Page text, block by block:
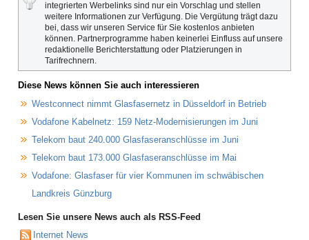
integrierten Werbelinks sind nur ein Vorschlag und stellen
weitere Informationen zur Verfügung. Die Vergütung trägt dazu
bei, dass wir unseren Service für Sie kostenlos anbieten
können. Partnerprogramme haben keinerlei Einfluss auf unsere
redaktionelle Berichterstattung oder Platzierungen in
Tarifrechnern.
Diese News können Sie auch interessieren
Westconnect nimmt Glasfasernetz in Düsseldorf in Betrieb
Vodafone Kabelnetz: 159 Netz-Modernisierungen im Juni
Telekom baut 240.000 Glasfaseranschlüsse im Juni
Telekom baut 173.000 Glasfaseranschlüsse im Mai
Vodafone: Glasfaser für vier Kommunen im schwäbischen
Landkreis Günzburg
Lesen Sie unsere News auch als RSS-Feed
Internet News